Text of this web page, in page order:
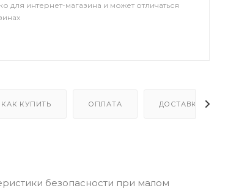
для интернет-магазина и может отличаться
КАК КУПИТЬ ОПЛАТА ДОСТАВКА
безопасности при малом